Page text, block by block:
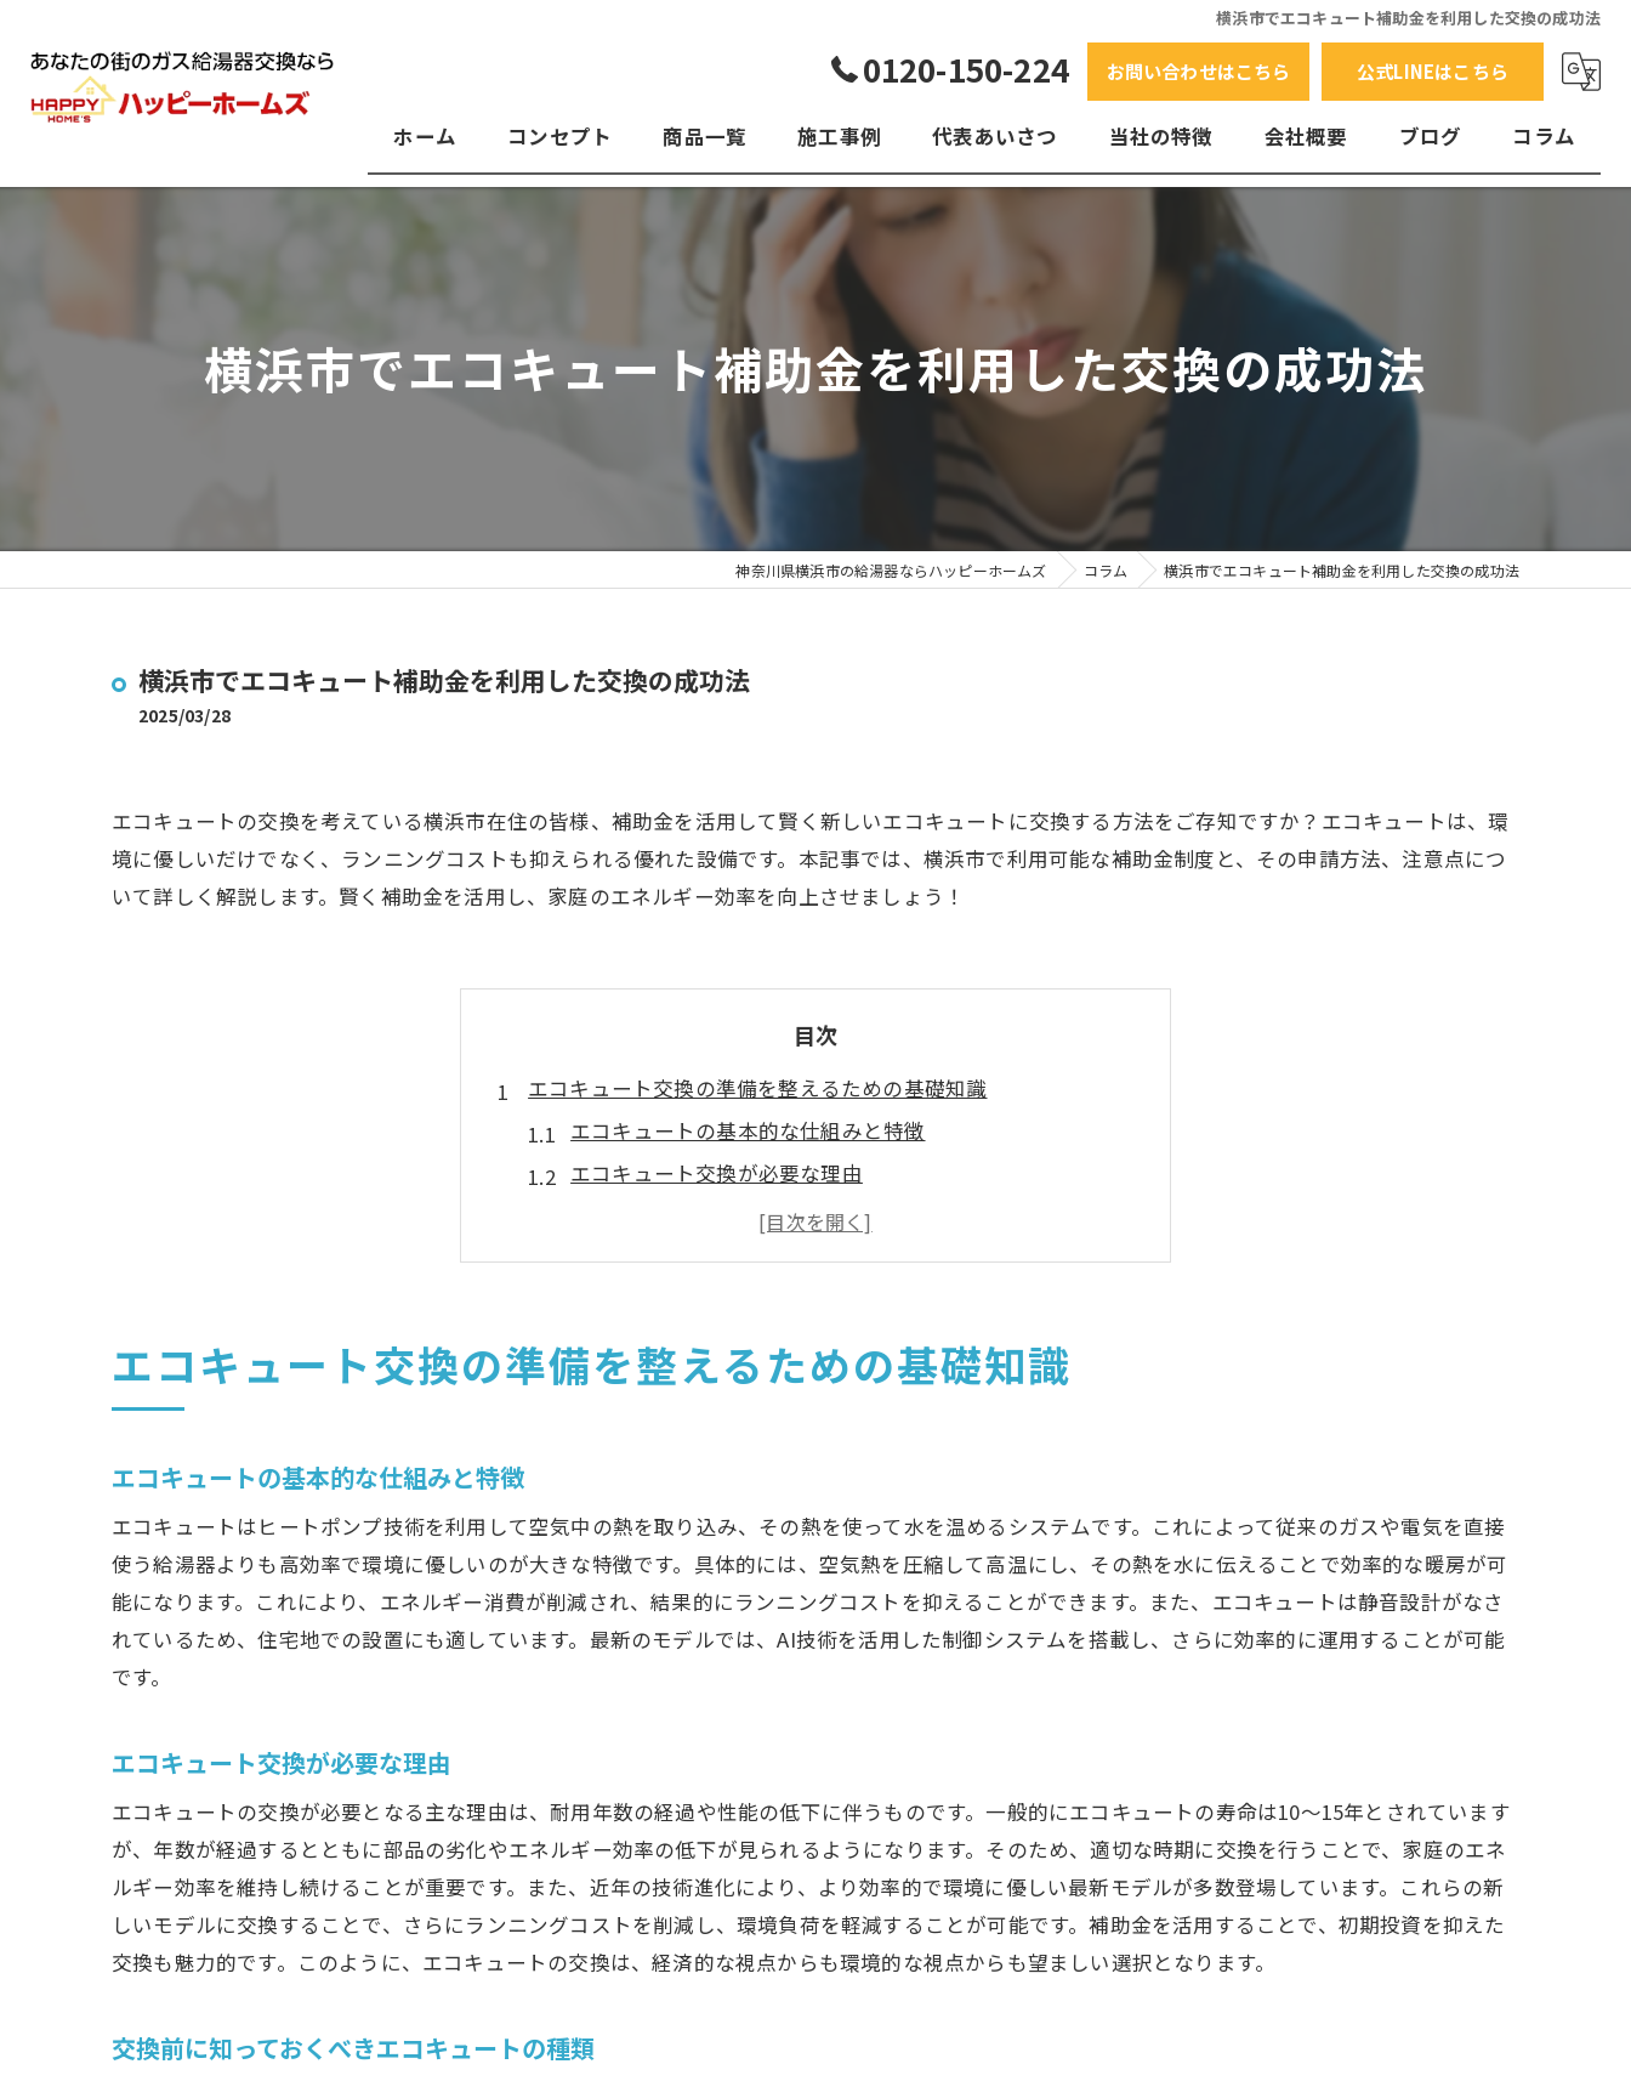
横浜市でエコキュート補助金を利用した交換の成功法
0120-150-224 お問い合わせはこちら 公式LINEはこちら
ホーム コンセプト 商品一覧
よくある質問
施工事例 代表あいさつ 当社の特徴
故障
会社概要 ブログ コラム
横浜市でエコキュート補助金を利用した交換の成功法
神奈川県横浜市の給湯器ならハッピーホームズ コラム 横浜市でエコキュート補助金を利用した交換の成功法
横浜市でエコキュート補助金を利用した交換の成功法
2025/03/28
エコキュートの交換を考えている横浜市在住の皆様、補助金を活用して賢く新しいエコキュートに交換する方法をご存知ですか？エコキュートは、環
境に優しいだけでなく、ランニングコストも抑えられる優れた設備です。本記事では、横浜市で利用可能な補助金制度と、その申請方法、注意点につ
いて詳しく解説します。賢く補助金を活用し、家庭のエネルギー効率を向上させましょう！
目次
エコキュート交換の準備を整えるための基礎知識
エコキュートの基本的な仕組みと特徴
エコキュート交換が必要な理由
交換前に知っておくべきエコキュートの種類
エコキュート交換に必要な準備事項
エコキュートの交換時期を見極めるポイント
横浜市で利用できるエコキュート補助金の概要
補助金の申請方法とスケジュール
エコキュート補助金の適用対象と例外
横浜市のエコキュート補助金申請の注意点
最新のエコキュート補助金情報の確認方法
法的手続きの流れと手順
エコキュート交換に伴う近隣への影響と対策
法律に基づくエコキュート設置基準
エコキュートの交換における法的トラブル事例
神奈川県のエコキュート補助金制度を活用するコツ
補助金を最大限に活用するための条件
エコキュート交換の準備を整えるための基礎知識
エコキュートの基本的な仕組みと特徴
エコキュートはヒートポンプ技術を利用して空気中の熱を取り込み、その熱を使って水を温めるシステムです。これによって従来のガスや電気を直接
使う給湯器よりも高効率で環境に優しいのが大きな特徴です。具体的には、空気熱を圧縮して高温にし、その熱を水に伝えることで効率的な暖房が可
能になります。これにより、エネルギー消費が削減され、結果的にランニングコストを抑えることができます。また、エコキュートは静音設計がなさ
れているため、住宅地での設置にも適しています。最新のモデルでは、AI技術を活用した制御システムを搭載し、さらに効率的に運用することが可能
です。
エコキュート交換が必要な理由
エコキュートの交換が必要となる主な理由は、耐用年数の経過や性能の低下に伴うものです。一般的にエコキュートの寿命は10～15年とされています
が、年数が経過するとともに部品の劣化やエネルギー効率の低下が見られるようになります。そのため、適切な時期に交換を行うことで、家庭のエネ
ルギー効率を維持し続けることが重要です。また、近年の技術進化により、より効率的で環境に優しい最新モデルが多数登場しています。これらの新
しいモデルに交換することで、さらにランニングコストを削減し、環境負荷を軽減することが可能です。補助金を活用することで、初期投資を抑えた
交換も魅力的です。このように、エコキュートの交換は、経済的な視点からも環境的な視点からも望ましい選択となります。
交換前に知っておくべきエコキュートの種類